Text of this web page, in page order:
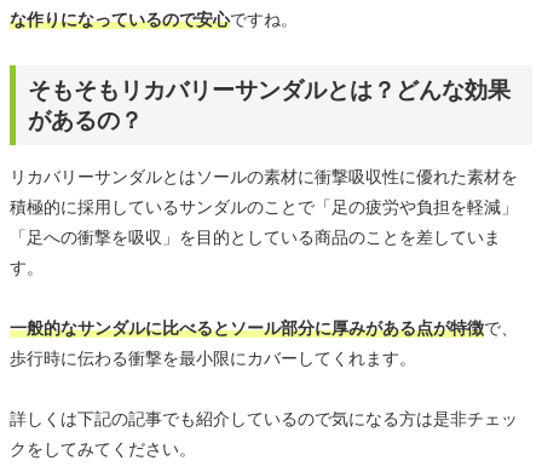
な作りになっているので安心ですね。
そもそもリカバリーサンダルとは？どんな効果
があるの？
リカバリーサンダルとはソールの素材に衝撃吸収性に優れた素材を
積極的に採用しているサンダルのことで「足の疲労や負担を軽減」
「足への衝撃を吸収」を目的としている商品のことを差していま
す。
一般的なサンダルに比べるとソール部分に厚みがある点が特徴で、
歩行時に伝わる衝撃を最小限にカバーしてくれます。
詳しくは下記の記事でも紹介しているので気になる方は是非チェッ
クをしてみてください。